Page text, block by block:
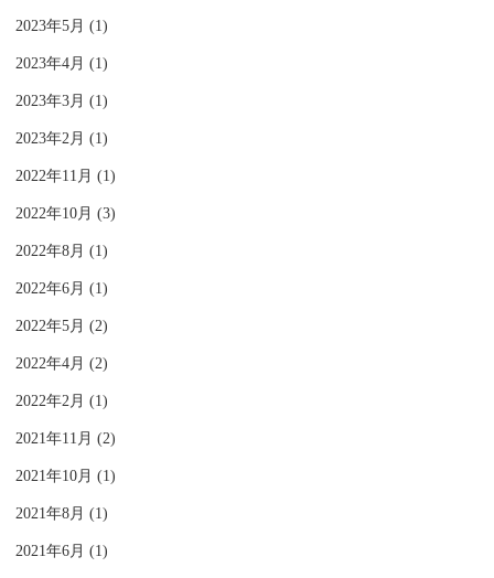
2023年5月 (1)
2023年4月 (1)
2023年3月 (1)
2023年2月 (1)
2022年11月 (1)
2022年10月 (3)
2022年8月 (1)
2022年6月 (1)
2022年5月 (2)
2022年4月 (2)
2022年2月 (1)
2021年11月 (2)
2021年10月 (1)
2021年8月 (1)
2021年6月 (1)